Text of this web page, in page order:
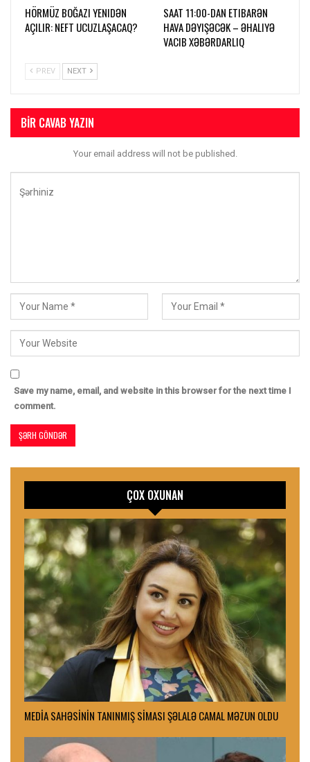
HÖRMÜZ BOĞAZI YENIDƏN
AÇILIR: NEFT UCUZLAŞACAQ?
SAAT 11:00-DAN ETIBARƏN
HAVA DƏYIŞƏCƏK – ƏHALIYƏ
VACIB XƏBƏRDARLIQ
PREV NEXT
BIR CAVAB YAZIN
Your email address will not be published.
Save my name, email, and website in this browser for the next time I
comment.
ÇOX OXUNAN
MEDİA SAHƏSİNİN TANINMIŞ SİMASI ŞƏLALƏ CAMAL MƏZUN OLDU